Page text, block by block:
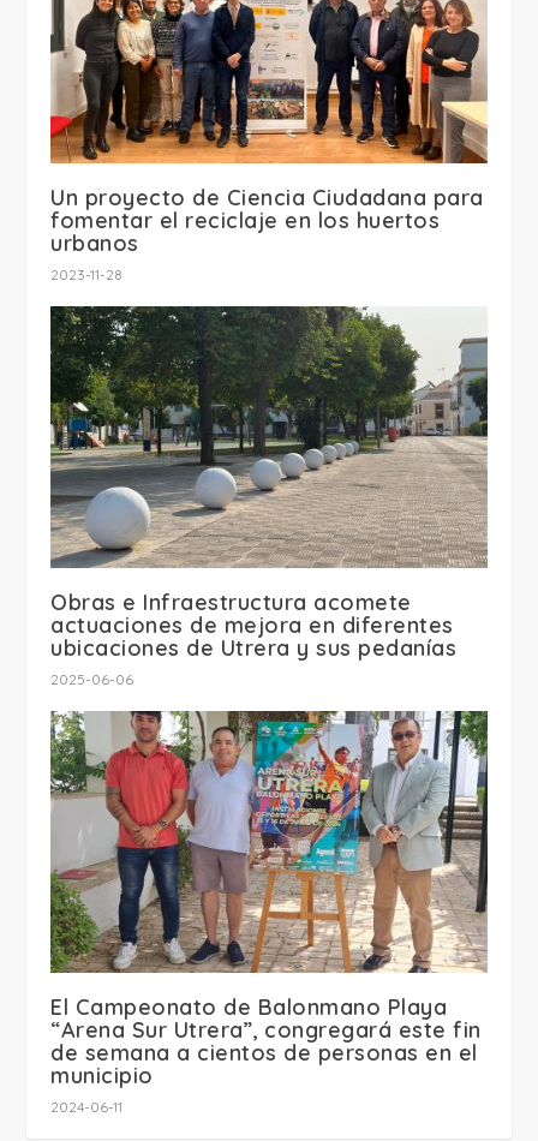
Un proyecto de Ciencia Ciudadana para
fomentar el reciclaje en los huertos
urbanos
2023-11-28
Obras e Infraestructura acomete
actuaciones de mejora en diferentes
ubicaciones de Utrera y sus pedanías
2025-06-06
El Campeonato de Balonmano Playa
“Arena Sur Utrera”, congregará este fin
de semana a cientos de personas en el
municipio
2024-06-11